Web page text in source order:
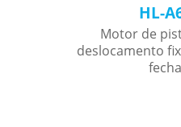
HL-
Motor de
deslocamento